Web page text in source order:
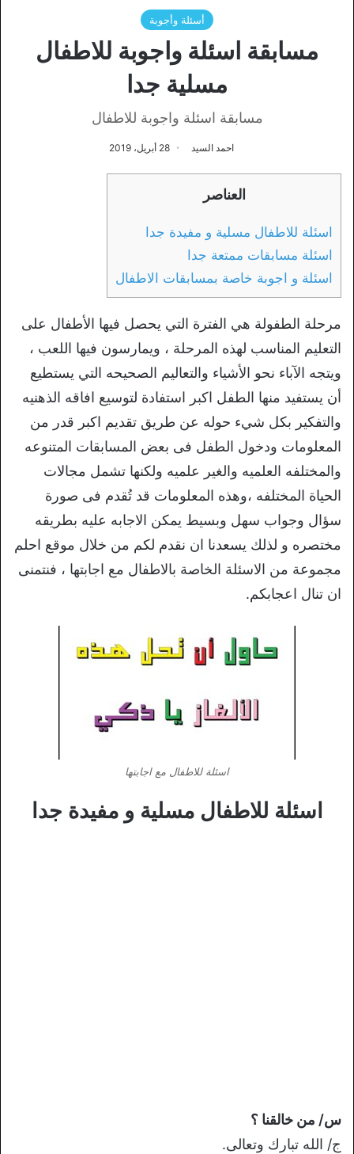
أسئلة وأجوبة
مسابقة اسئلة واجوبة للاطفال
مسلية جدا
مسابقة اسئلة واجوبة للاطفال
احمد السيد 28 أبريل، 2019
العناصر
اسئلة للاطفال مسلية و مفيدة جدا
اسئلة مسابقات ممتعة جدا
اسئلة و اجوبة خاصة بمسابقات الاطفال
مرحلة الطفولة هي الفترة التي يحصل فيها الأطفال على
التعليم المناسب لهذه المرحلة ، ويمارسون فيها اللعب ،
ويتجه الآباء نحو الأشياء والتعاليم الصحيحه التي يستطيع
أن يستفيد منها الطفل اكبر استفادة لتوسيع افاقه الذهنيه
والتفكير بكل شيء حوله عن طريق تقديم اكبر قدر من
المعلومات ودخول الطفل فى بعض المسابقات المتنوعه
والمختلفه العلميه والغير علميه ولكنها تشمل مجالات
الحياة المختلفه ،وهذه المعلومات قد تُقدم فى صورة
سؤال وجواب سهل وبسيط يمكن الاجابه عليه بطريقه
مختصره و لذلك يسعدنا ان نقدم لكم من خلال موقع احلم
مجموعة من الاسئلة الخاصة بالاطفال مع اجابتها ، فنتمنى
ان تنال اعجابكم.
اسئلة للاطفال مع اجابتها
اسئلة للاطفال مسلية و مفيدة جدا
س/ من خالقنا ؟
ج/ الله تبارك وتعالى.